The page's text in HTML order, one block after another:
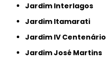
Jardim Interlagos
Jardim Itamarati
Jardim IV Centenário
Jardim José Martins